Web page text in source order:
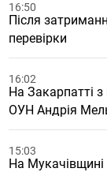
16:50
Після
перевірки
16:02
На Закарпатті
ОУН Андрія
15:03
На Мукачівщині